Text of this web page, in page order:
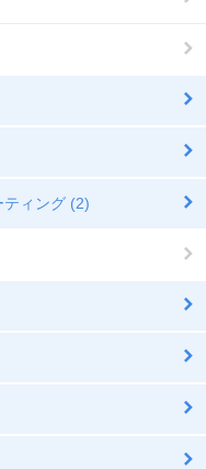
ィング (2)